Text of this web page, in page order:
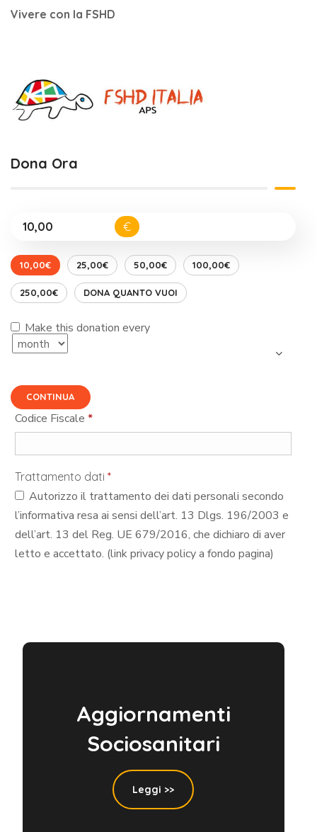
Vivere con la FSHD
Dona Ora
€
10,00€ 25,00€ 50,00€ 100,00€
250,00€ DONA QUANTO VUOI
Make this donation every
CONTINUA
Codice Fiscale*
Trattamento dati*
Autorizzo il trattamento dei dati personali secondo
l’informativa resa ai sensi dell’art. 13 Dlgs. 196/2003 e
dell’art. 13 del Reg. UE 679/2016, che dichiaro di aver
letto e accettato. (link privacy policy a fondo pagina)
Aggiornamenti
Sociosanitari
Leggi >>